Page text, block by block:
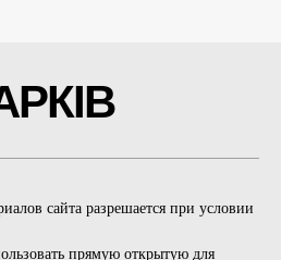
сайта разрешается при условии
прямую открытую для